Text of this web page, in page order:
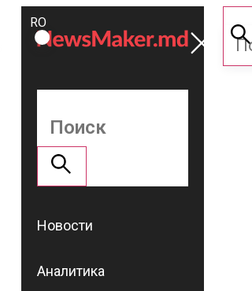
ROMÂNĂ
RU
Поддержать
NM
Новости
Аналитика